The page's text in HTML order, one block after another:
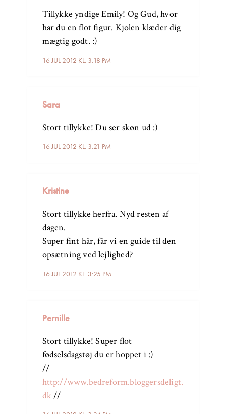
16 JUL 2012 KL. 3:18 PM
Tillykke yndige Emily! Og Gud, hvor
har du en flot figur. Kjolen klæder dig
mægtig godt. :)
Sara
16 JUL 2012 KL. 3:21 PM
Stort tillykke! Du ser skøn ud :)
Kristine
16 JUL 2012 KL. 3:25 PM
Stort tillykke herfra. Nyd resten af
dagen.
Super fint hår, får vi en guide til den
opsætning ved lejlighed?
Pernille
Stort tillykke! Super flot
fødselsdagstøj du er hoppet i :)
//
http://www.bedreform.bloggersdeligt.
dk//